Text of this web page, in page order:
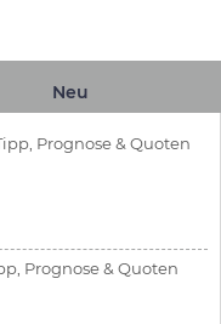
Neu
Prognose & Quoten
Prognose & Quoten